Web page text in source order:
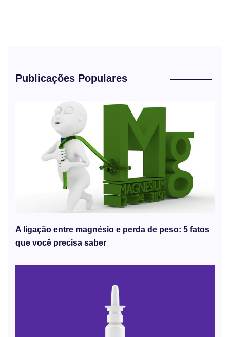
Publicações Populares
A ligação entre magnésio e perda de peso: 5 fatos
que você precisa saber